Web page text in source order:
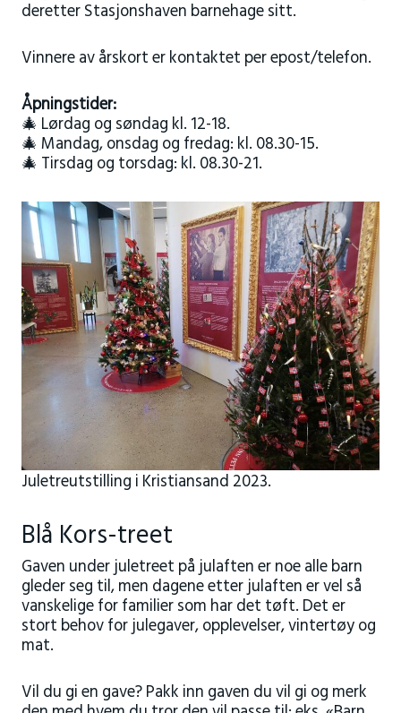
deretter Stasjonshaven barnehage sitt.
Vinnere av årskort er kontaktet per epost/telefon.
Åpningstider:
🎄 Lørdag og søndag kl. 12-18.
🎄 Mandag, onsdag og fredag: kl. 08.30-15.
🎄 Tirsdag og torsdag: kl. 08.30-21.
Juletreutstilling i Kristiansand 2023.
Blå Kors-treet
Gaven under juletreet på julaften er noe alle barn
gleder seg til, men dagene etter julaften er vel så
vanskelige for familier som har det tøft. Det er
stort behov for julegaver, opplevelser, vintertøy og
mat.
Vil du gi en gave? Pakk inn gaven du vil gi og merk